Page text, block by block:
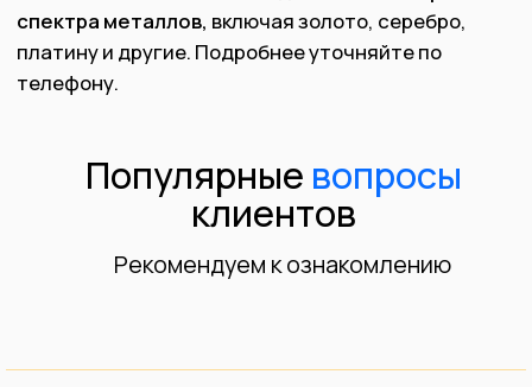
можем купить их за стоимость,
значительно выше стоимости лома.
Посетите наш Офис
предварительную оценку.